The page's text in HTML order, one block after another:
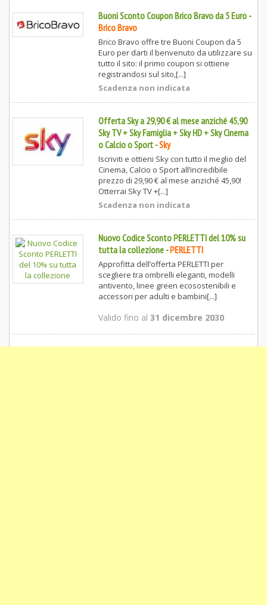
Buoni Sconto Coupon Brico Bravo da 5 Euro-
Brico Bravo
Brico Bravo offre tre Buoni Coupon da 5
Euro per darti il benvenuto da utilizzare su
tutto il sito: il primo coupon si ottiene
registrandosi sul sito,[...]
Scadenza non indicata
Offerta Sky a 29,90 € al mese anziché 45,90
Sky TV + Sky Famiglia + Sky HD + Sky Cinema
o Calcio o Sport-Sky
Iscriviti e ottieni Sky con tutto il meglio del
Cinema, Calcio o Sport all’incredibile
prezzo di 29,90 € al mese anziché 45,90!
Otterrai Sky TV +[...]
Scadenza non indicata
Nuovo Codice Sconto PERLETTI del 10% su
tutta la collezione-PERLETTI
Approfitta dell’offerta PERLETTI per
scegliere tra ombrelli eleganti, modelli
antivento, linee green ecosostenibili e
accessori per adulti e bambini[...]
Valido fino al 31 dicembre 2030